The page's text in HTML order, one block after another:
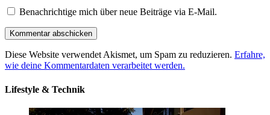
Benachrichtige mich über neue Beiträge via E-Mail.
Diese Website verwendet Akismet, um Spam zu reduzieren. Erfahre,
wie deine Kommentardaten verarbeitet werden.
Lifestyle & Technik